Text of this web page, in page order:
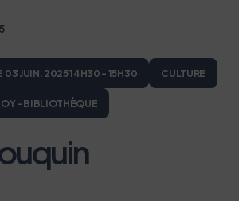
03 JUIN. 2025 14H30 - 15H30 CULTURE
- BIBLIOTHÈQUE